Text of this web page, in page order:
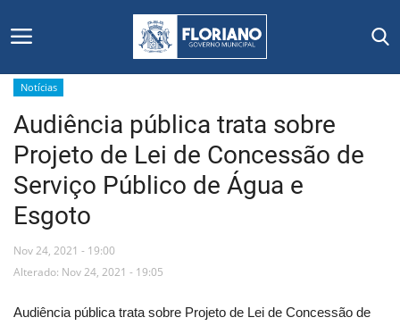
Início
Editais
Floriano
Secretarias e Órgãos
Mural de Licitações
Notícias
Audiência pública trata sobre
Projeto de Lei de Concessão de
Serviço Público de Água e
Esgoto
Nov 24, 2021 - 19:00
Alterado: Nov 24, 2021 - 19:05
Audiência pública trata sobre Projeto de Lei de Concessão de